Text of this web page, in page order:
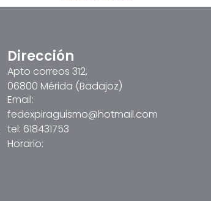
Dirección
Apto correos 312,
06800 Mérida (Badajoz)
Email:
fedexpiraguismo@hotmail.com
tel: 618431753
Horario: